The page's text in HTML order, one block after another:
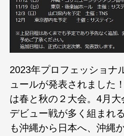
2023年プロフェッショナ
ュールが発表されました
は春と秋の２大会。4月
デビュー戦が多く組まれ
も沖縄から日本へ、沖縄